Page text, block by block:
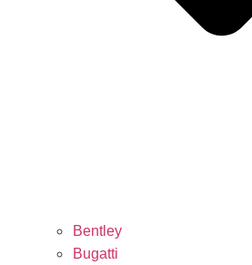
Bentley
Bugatti